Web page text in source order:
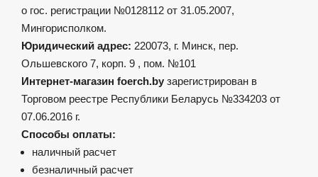
о гос. регистрации №0128112 от 31.05.2007,
Мингорисполком.
Юридический адрес: 220073, г. Минск, пер.
Ольшевского 7, корп. 9 , пом. №101
Интернет-магазин foerch.by зарегистрирован в
Торговом реестре Республики Беларусь №334203 от
07.06.2016 г.
Способы оплаты:
наличный расчет
безналичный расчет